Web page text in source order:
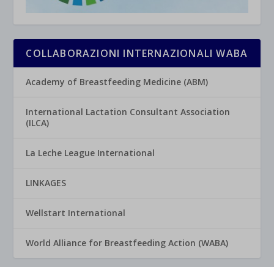
COLLABORAZIONI INTERNAZIONALI WABA
Academy of Breastfeeding Medicine (ABM)
International Lactation Consultant Association
(ILCA)
La Leche League International
LINKAGES
Wellstart International
World Alliance for Breastfeeding Action (WABA)